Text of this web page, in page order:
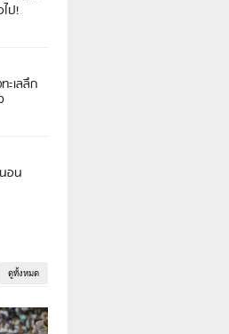
ป!
ะเลลึก
อน
ดูทั้งหมด